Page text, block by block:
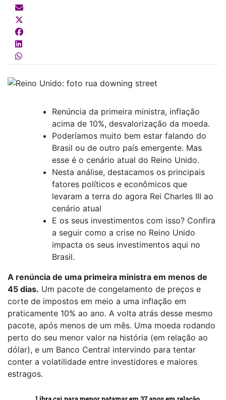
Renúncia da primeira ministra, inflação
acima de 10%, desvalorização da moeda.
Poderíamos muito bem estar falando do
Brasil ou de outro país emergente. Mas
esse é o cenário atual do Reino Unido.
Nesta análise, destacamos os principais
fatores políticos e econômicos que
levaram a terra do agora Rei Charles III ao
cenário atual
E os seus investimentos com isso? Confira
a seguir como a crise no Reino Unido
impacta os seus investimentos aqui no
Brasil.
A renúncia de uma primeira ministra em menos de
45 dias. Um pacote de congelamento de preços e
corte de impostos em meio a uma inflação em
praticamente 10% ao ano. A volta atrás desse mesmo
pacote, após menos de um mês. Uma moeda rodando
perto do seu menor valor na história (em relação ao
dólar), e um Banco Central intervindo para tentar
conter a volatilidade entre investidores e maiores
estragos.